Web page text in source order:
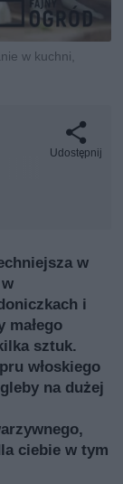
w kuchni,
Udostępnij
w
i
małego
sztuk.
włoskiego
na dużej
ciebiew tym